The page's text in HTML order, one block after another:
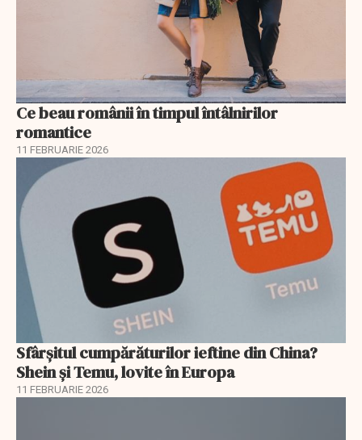
Ce beau românii în timpul întâlnirilor
romantice
11 FEBRUARIE 2026
Sfârșitul cumpărăturilor ieftine din China?
Shein și Temu, lovite în Europa
11 FEBRUARIE 2026